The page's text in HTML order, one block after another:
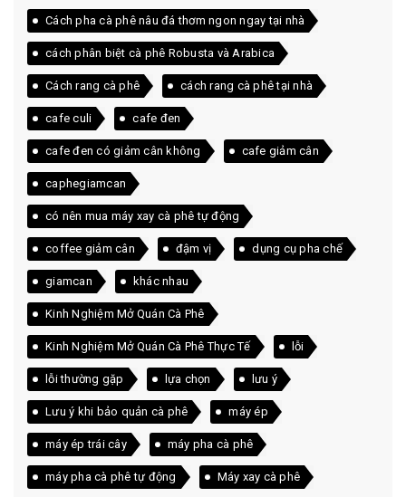
Cách pha cà phê nâu đá thơm ngon ngay tại nhà
cách phân biệt cà phê Robusta và Arabica
Cách rang cà phê cách rang cà phê tại nhà
cafe culi cafe đen
cafe đen có giảm cân không cafe giảm cân
caphegiamcan
có nên mua máy xay cà phê tự động
coffee giảm cân đậm vị dụng cụ pha chế
giamcan khác nhau
Kinh Nghiệm Mở Quán Cà Phê
Kinh Nghiệm Mở Quán Cà Phê Thực Tế lỗi
lỗi thường gặp lựa chọn lưu ý
Lưu ý khi bảo quản cà phê máy ép
máy ép trái cây máy pha cà phê
máy pha cà phê tự động Máy xay cà phê